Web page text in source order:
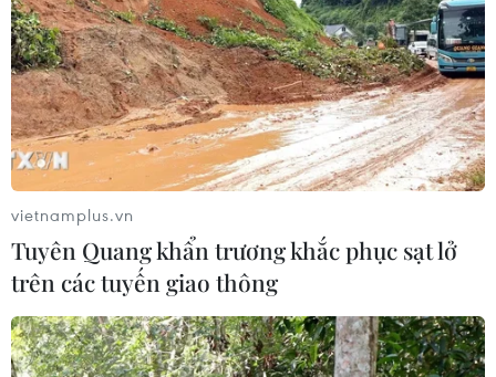
vietnamplus.vn
Tuyên Quang khẩn trương khắc phục sạt lở
trên các tuyến giao thông